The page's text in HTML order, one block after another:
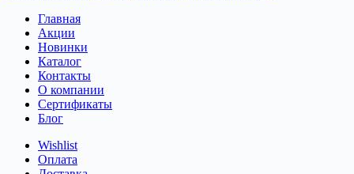
Главная
Акции
Новинки
Каталог
Контакты
О компании
Сертификаты
Блог
Wishlist
Оплата